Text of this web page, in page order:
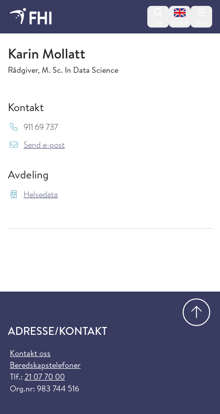
Change
Helsedata
Karin Mollatt
Rådgiver, M. Sc. In Data Science
Kontakt
Mob:
911 69 737
Send e-post{model.translations.sendEmailTo}
Avdeling
Helsedata
ADRESSE/KONTAKT
Kontakt oss
Beredskapstelefoner
Tlf.: 21 07 70 00
Org.nr: 983 744 516